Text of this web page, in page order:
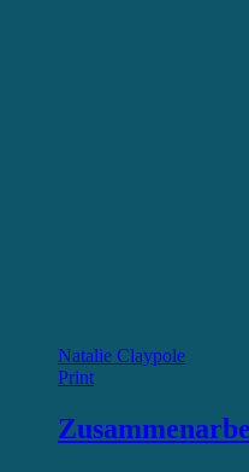
Natalie Claypole
Print